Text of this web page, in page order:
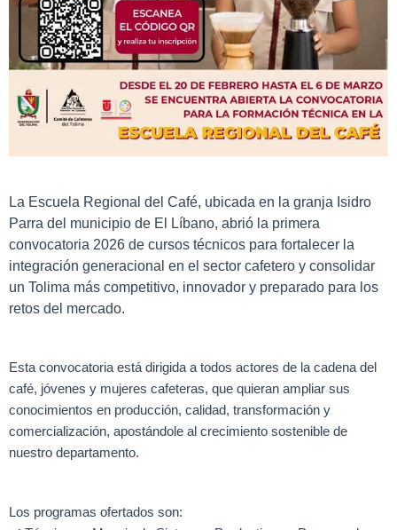
La Escuela Regional del Café, ubicada en la granja Isidro
Parra del municipio de El Líbano, abrió la primera
convocatoria 2026 de cursos técnicos para fortalecer la
integración generacional en el sector cafetero y consolidar
un Tolima más competitivo, innovador y preparado para los
retos del mercado.
Esta convocatoria está dirigida a todos actores de la cadena del
café, jóvenes y mujeres cafeteras, que quieran ampliar sus
conocimientos en producción, calidad, transformación y
comercialización, apostándole al crecimiento sostenible de
nuestro departamento.
Los programas ofertados son: